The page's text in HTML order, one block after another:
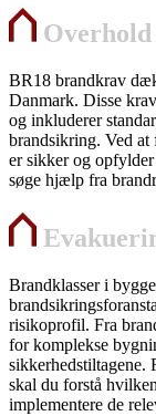
BR18 brandkrav
Danmark. Disse
og inkluderer
brandsikring. Ved
er sikker og
søge hjælp fra
Brandklasser i
risikoprofil. Fra
for komplekse
sikkerhedstiltagene.
skal du forstå
implementere de